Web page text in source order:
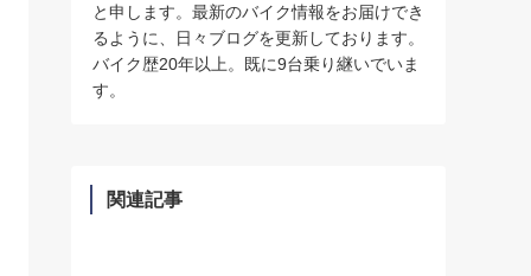
と申します。最新のバイク情報をお届けでき
るように、日々ブログを更新しております。
バイク歴20年以上。既に9台乗り継いでいま
す。
関連記事